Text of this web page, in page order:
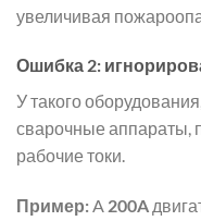
увеличивая
Ошибка 2:
У такого
сварочные аппараты,
рабочие токи.
Пример:A 200A